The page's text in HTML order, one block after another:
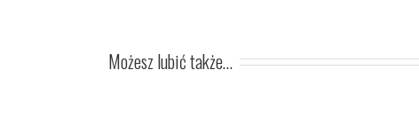
Możesz lubić także…